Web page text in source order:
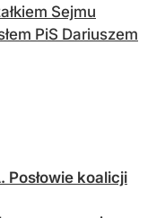
Sejmu
PiS Dariuszem
koalicji